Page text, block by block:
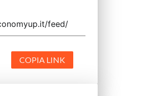
COPIA LINK